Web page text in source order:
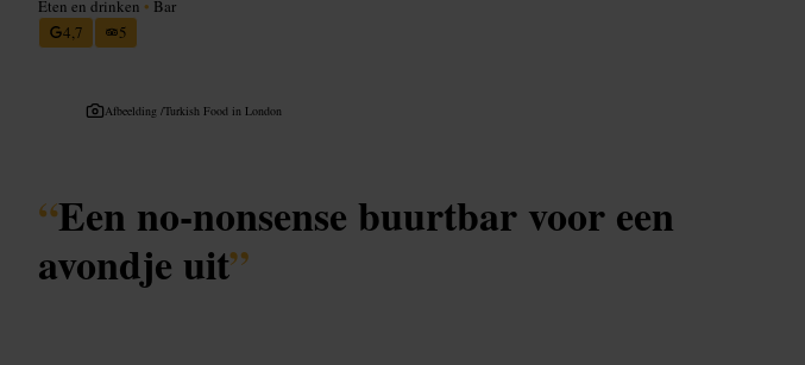
Eten en drinken • Bar
4,7
5
Afbeelding /Turkish Food in London
“Een no-nonsense buurtbar voor een
avondje uit”